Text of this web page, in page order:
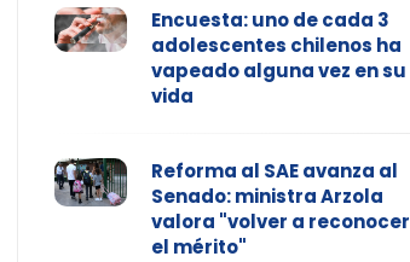
Encuesta: uno de cada 3
adolescentes chilenos ha
vapeado alguna vez en su
vida
Reforma al SAE avanza al
Senado: ministra Arzola
valora "volver a reconocer
el mérito"